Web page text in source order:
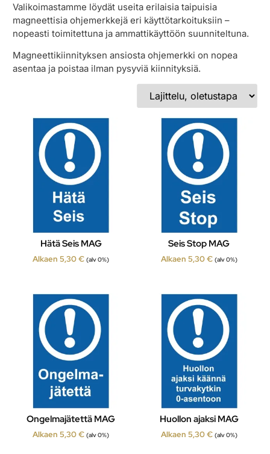
Valikoimastamme löydät useita erilaisia taipuisia
magneettisia ohjemerkkejä eri käyttötarkoituksiin –
nopeasti toimitettuna ja ammattikäyttöön suunniteltuna.
Magneettikiinnityksen ansiosta ohjemerkki on nopea
asentaa ja poistaa ilman pysyviä kiinnityksiä.
Hätä Seis MAG
Alkaen5,30€ (alv 0%)
Seis Stop MAG
Alkaen 5,30€ (alv 0%)
Ongelmajätettä MAG
Alkaen5,30€ (alv 0%)
Huollon ajaksi MAG
Alkaen 5,30€ (alv 0%)